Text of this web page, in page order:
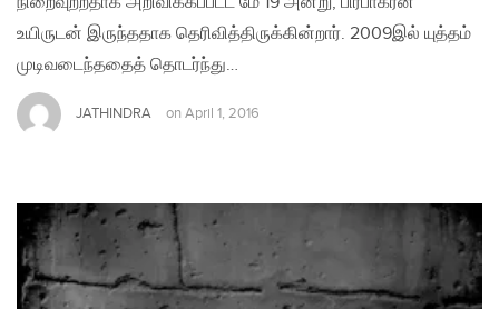
உயிருடன் இருந்ததாக தெரிவித்திருக்கின்றார். 2009இல் யுத்தம்
முடிவடைந்ததைத் தொடர்ந்து…
JATHINDRA on April 1, 2016